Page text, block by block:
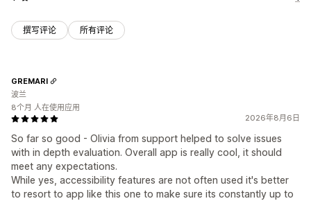
撰写评论 所有评论
2026年8月6日
So far so good - Olivia from support helped to solve issues
with in depth evaluation. Overall app is really cool, it should
meet any expectations.
While yes, accessibility features are not often used it's better
to resort to app like this one to make sure its constantly up to
GREMARI
波兰
8个月 人在使用应用